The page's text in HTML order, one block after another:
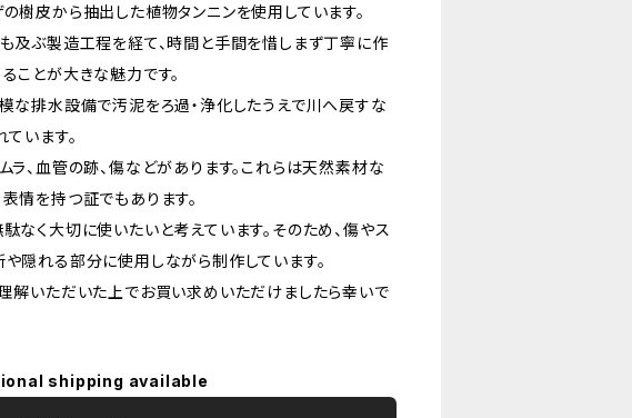
樹皮から抽出した植物タンニンを使用しています。
及ぶ製造工程を経て、時間と手間を惜しまず丁寧に作
ことが大きな魅力です。
な排水設備で汚泥をろ過・浄化したうえで川へ戻すな
います。
ラ、血管の跡、傷などがあります。これらは天然素材な
情を持つ証でもあります。
なく大切に使いたいと考えています。そのため、傷やス
隠れる部分に使用しながら制作しています。
解いただいた上でお買い求めいただけましたら幸いで
shipping available